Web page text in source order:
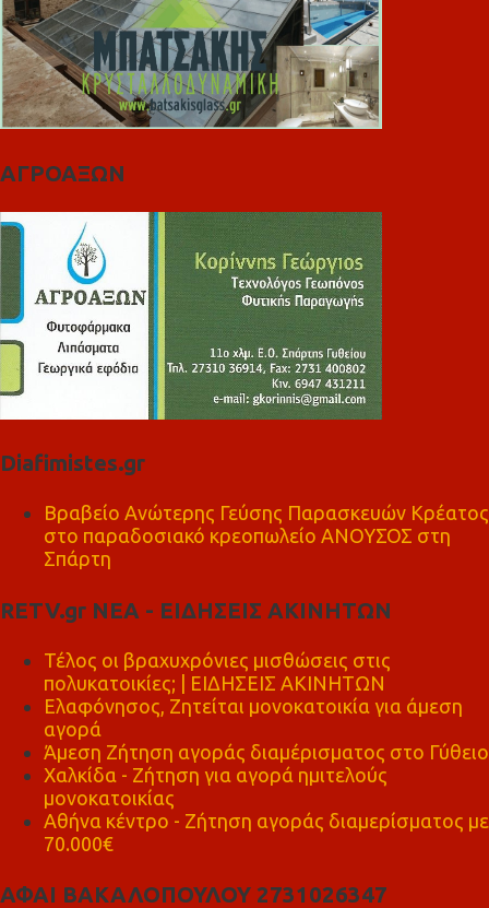
ΑΓΡΟΑΞΩΝ
Diafimistes.gr
Βραβείο Ανώτερης Γεύσης Παρασκευών Κρέατος
στο παραδοσιακό κρεοπωλείο ΑΝΟΥΣΟΣ στη
Σπάρτη
RETV.gr ΝΕΑ - ΕΙΔΗΣΕΙΣ ΑΚΙΝΗΤΩΝ
Τέλος οι βραχυχρόνιες μισθώσεις στις
πολυκατοικίες; | ΕΙΔΗΣΕΙΣ ΑΚΙΝΗΤΩΝ
Ελαφόνησος, Ζητείται μονοκατοικία για άμεση
αγορά
Άμεση Ζήτηση αγοράς διαμέρισματος στο Γύθειο
Χαλκίδα - Ζήτηση για αγορά ημιτελούς
μονοκατοικίας
Αθήνα κέντρο - Ζήτηση αγοράς διαμερίσματος με
70.000€
ΑΦΑΙ ΒΑΚΑΛΟΠΟΥΛΟΥ 2731026347